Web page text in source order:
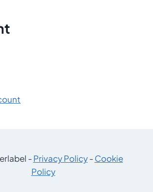
-Privacy Policy-Cookie
Policy